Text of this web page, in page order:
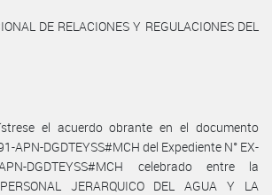
DE RELACIONES Y REGULACIONES DEL
el acuerdo obrante en el documento
APN-DGDTEYSS#MCH del Expediente N° EX-
DGDTEYSS#MCH celebrado entre la
JERARQUICO DEL AGUA Y LA